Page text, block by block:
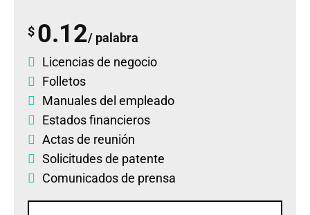
$ 0.12/ palabra
Licencias de negocio
Folletos
Manuales del empleado
Estados financieros
Actas de reunión
Solicitudes de patente
Comunicados de prensa